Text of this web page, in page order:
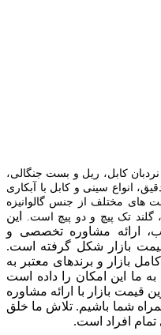
نردبان کابل، ریل و بست جنگالی،
انواع سینی و کابل با آبکاری
های مختلف از جنس گالوانیزه
گلند تک پيچ و دو پيچ است.
این
ارائه مشاوره تخصصی و
بازار شکل گرفته است.
کامل بازار و برندهای معتبر به
ما این امکان را داده است
قیمت بازار با ارائه مشاوره
شما باشیم. تلاش ما خلق
تمام افراد است.